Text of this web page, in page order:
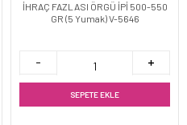
İHRAÇ FAZLASI ÖRGÜ İPİ 500-550
GR (5 Yumak) V-5646
SEPETE EKLE